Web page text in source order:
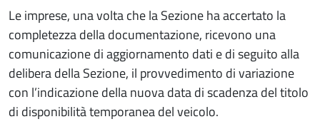
Le imprese, una volta che la Sezione ha accertato la
completezza della documentazione, ricevono una
comunicazione di aggiornamento dati e di seguito alla
delibera della Sezione, il provvedimento di variazione
con l’indicazione della nuova data di scadenza del titolo
di disponibilità temporanea del veicolo.